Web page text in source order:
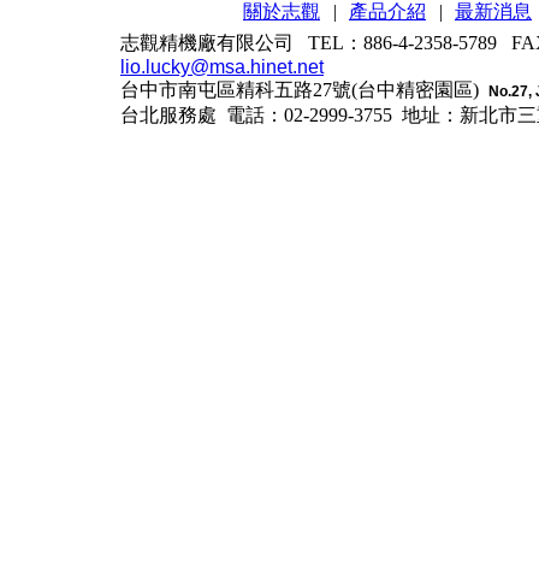
關於志觀 | 產品介紹 |
最新消息
志觀精機廠有限公司 TEL：886-4-2358-5789
lio.lucky@msa.hinet.net
台中市南屯區精科五路27號(台中精密園區)
No.27,
台北服務處 電話：02-2999-3755 地址：新北市